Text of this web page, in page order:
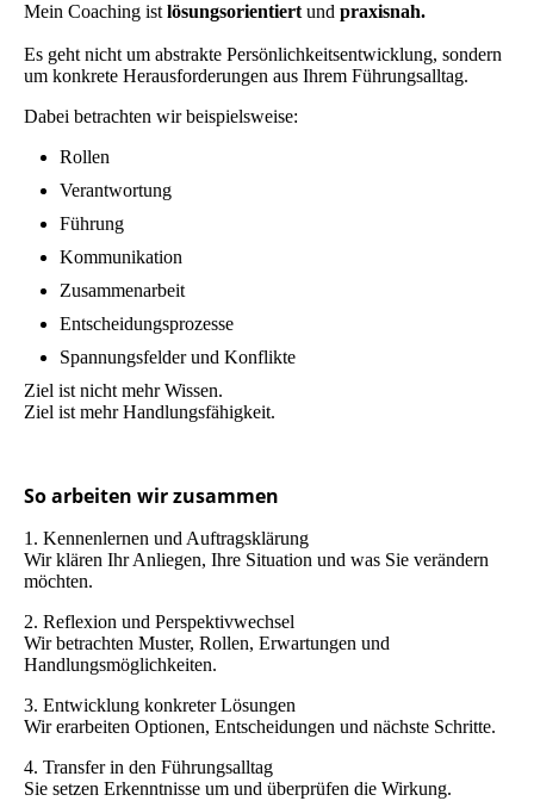
Mein Coaching istlösungsorientiertund praxisnah.
Es geht nicht um abstrakte Persönlichkeitsentwicklung, sondern
um konkrete Herausforderungen aus Ihrem Führungsalltag.
Dabei betrachten wir beispielsweise:
Rollen
Verantwortung
Führung
Kommunikation
Zusammenarbeit
Entscheidungsprozesse
Spannungsfelder und Konflikte
Ziel ist nicht mehr Wissen.
Ziel ist mehr Handlungsfähigkeit.
So arbeiten wir zusammen
1. Kennenlernen und Auftragsklärung
Wir klären Ihr Anliegen, Ihre Situation und was Sie verändern
möchten.
2. Reflexion und Perspektivwechsel
Wir betrachten Muster, Rollen, Erwartungen und
Handlungsmöglichkeiten.
3. Entwicklung konkreter Lösungen
Wir erarbeiten Optionen, Entscheidungen und nächste Schritte.
4. Transfer in den Führungsalltag
Sie setzen Erkenntnisse um und überprüfen die Wirkung.